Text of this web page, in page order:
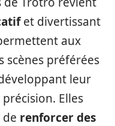
et divertissant
aux
scènes préférées
leur
Elles
renforcer des